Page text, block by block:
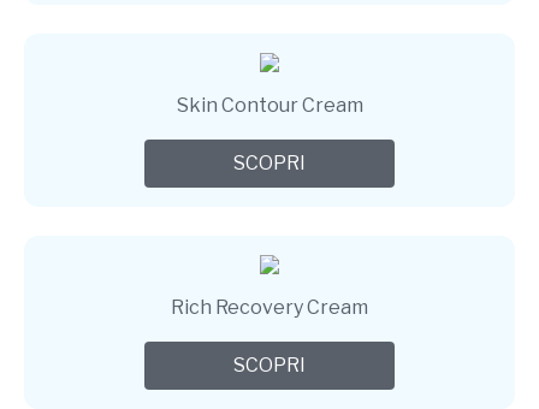
Skin Contour Cream
SCOPRI
Rich Recovery Cream
SCOPRI